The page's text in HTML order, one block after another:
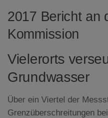
2017 Bericht an
Kommission
Vielerorts
Grundwasser
Über ein Viertel der
Grenzüberschreitungen